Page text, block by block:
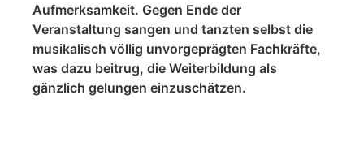
Aufmerksamkeit. Gegen Ende der
Veranstaltung sangen und tanzten selbst die
musikalisch völlig unvorgeprägten Fachkräfte,
was dazu beitrug, die Weiterbildung als
gänzlich gelungen einzuschätzen.